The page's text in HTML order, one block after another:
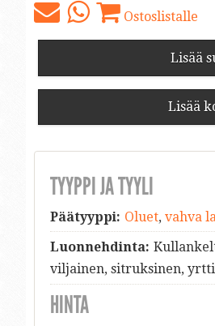
Ostoslistalle
Lisää
Lisää
TYYPPI JA TYYLI
Päätyyppi: Oluet, vahva
Luonnehdinta:
viljainen, sitruksinen,
HINTA